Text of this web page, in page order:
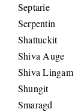
Septarie
Serpentin
Shattuckit
Shiva Auge
Shiva Lingam
Shungit
Smaragd